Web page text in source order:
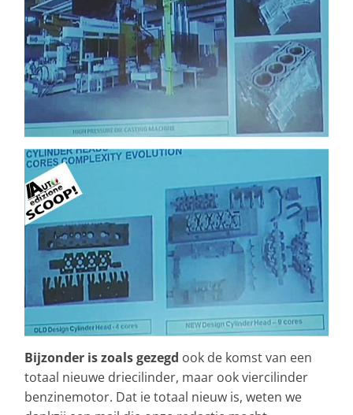
Bijzonder is zoals gezegd ook de komst van een
totaal nieuwe driecilinder, maar ook viercilinder
benzinemotor. Dat ie totaal nieuw is, weten we